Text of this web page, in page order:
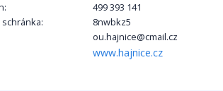
499 393 141
schránka:
8nwbkz5
ou.hajnice@cmail.cz
www.hajnice.cz